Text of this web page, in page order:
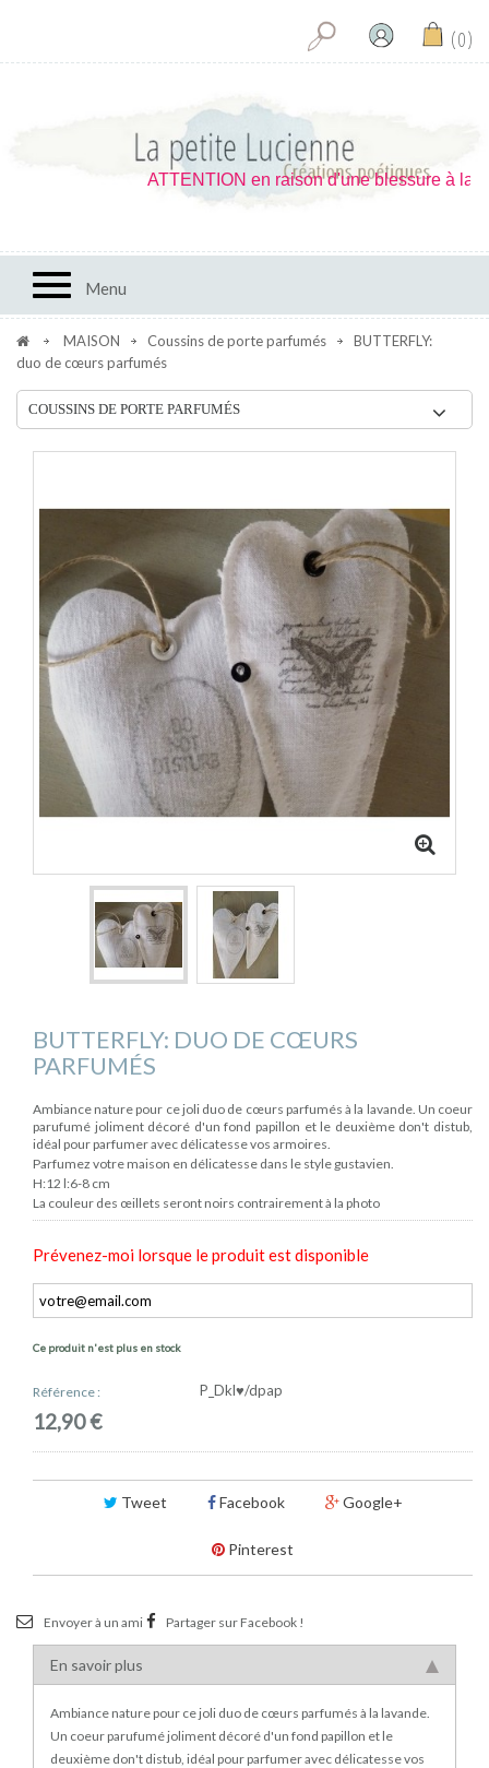
0
Toggle navigation
Menu
ATTENTION en raison d'une blessure à la
MAISON Coussins de porte parfumés
BUTTERFLY:
duo de cœurs parfumés
COUSSINS DE PORTE PARFUMÉS
BUTTERFLY: DUO DE CŒURS
PARFUMÉS
Ambiance nature pour ce joli duo de cœurs parfumés à la lavande. Un coeur
parufumé joliment décoré d'un fond papillon et le deuxième don't distub,
idéal pour parfumer avec délicatesse vos armoires.
Parfumez votre maison en délicatesse dans le style gustavien.
H:12 l:6-8 cm
La couleur des œillets seront noirs contrairement à la photo
Prévenez-moi lorsque le produit est disponible
Ce produit n'est plus en stock
Référence : P_Dkl♥/dpap
12,90 €
Tweet Facebook Google+
Pinterest
Envoyer à un ami Partager sur Facebook !
En savoir plus
Ambiance nature pour ce joli duo de cœurs parfumés à la lavande.
Un coeur parufumé joliment décoré d'un fond papillon et le
deuxième don't distub, idéal pour parfumer avec délicatesse vos